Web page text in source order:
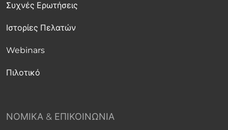
Συχνές Ερωτήσεις
Ιστορίες Πελατών
Webinars
Πιλοτικό
ΝΟΜΙΚΆ & ΕΠΙΚΟΙΝΩΝΊΑ